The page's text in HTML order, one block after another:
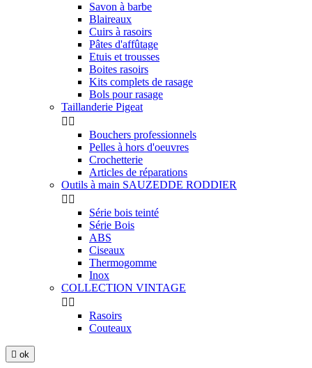
Savon à barbe
Blaireaux
Cuirs à rasoirs
Pâtes d'affûtage
Etuis et trousses
Boites rasoirs
Kits complets de rasage
Bols pour rasage
Taillanderie Pigeat
 
Bouchers professionnels
Pelles à hors d'oeuvres
Crochetterie
Articles de réparations
Outils à main SAUZEDDE RODDIER
 
Série bois teinté
Série Bois
ABS
Ciseaux
Thermogomme
Inox
COLLECTION VINTAGE
 
Rasoirs
Couteaux
 ok